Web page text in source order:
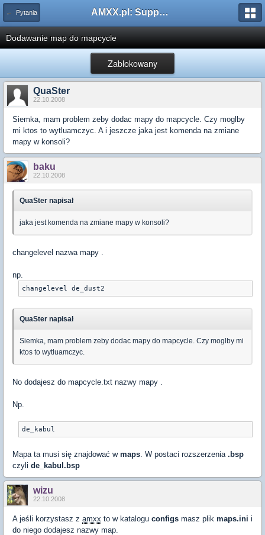
← Pytania AMXX.pl: Support AMX Mod X i SourceMod
Dodawanie map do mapcycle
Zablokowany
QuaSter
22.10.2008
Siemka, mam problem zeby dodac mapy do mapcycle. Czy moglby
mi ktos to wytluamczyc. A i jeszcze jaka jest komenda na zmiane
mapy w konsoli?
baku
22.10.2008
QuaSter napisał
jaka jest komenda na zmiane mapy w konsoli?
changelevel nazwa mapy .
np.
changelevel de_dust2
QuaSter napisał
Siemka, mam problem zeby dodac mapy do mapcycle. Czy moglby mi
ktos to wytluamczyc.
No dodajesz do mapcycle.txt nazwy mapy .
Np.
de_kabul
Mapa ta musi się znajdować w maps. W postaci rozszerzenia .bsp
czyli de_kabul.bsp
wizu
22.10.2008
A jeśli korzystasz z amxx to w katalogu configs masz plik maps.ini i
do niego dodajesz nazwy map.